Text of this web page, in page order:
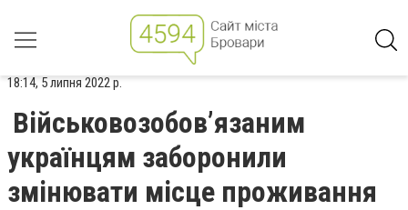
18:14, 5 липня 2022 р.
Військовозобовʼязаним
українцям заборонили
змінювати місце проживання